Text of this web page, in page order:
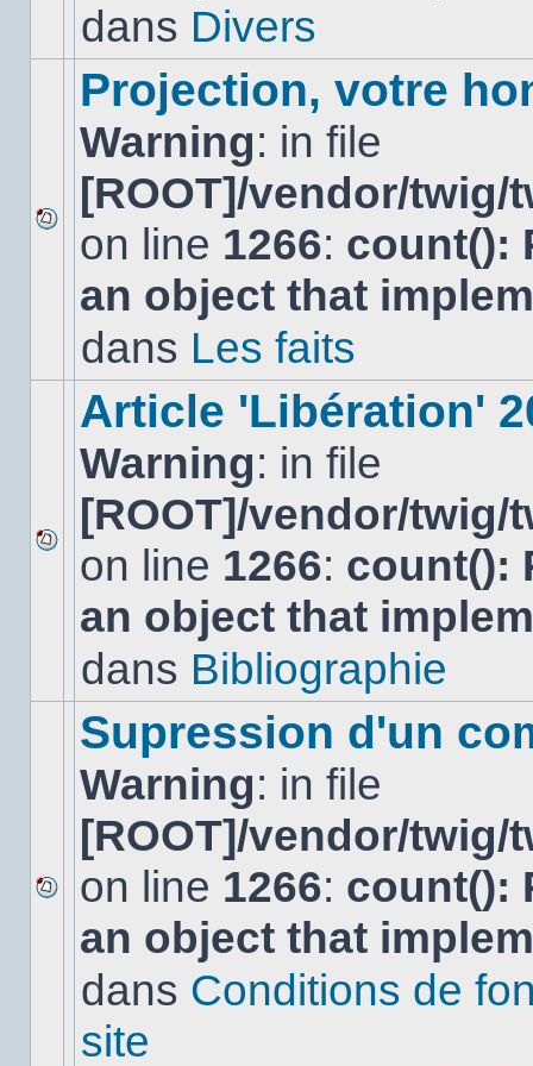
dansdans Divers
Aucun
nouveau
message
non-
dans
Projection, votre
Warning: in file
[ROOT]/vendor/
on line 1266: count():
an object that
dans Les faits
Aucun
nouveau
message
non-
dans
Article 'Libération'
Warning: in file
[ROOT]/vendor/
on line 1266: count():
an object that
dans Bibliographie
Aucun
nouveau
message
sujet.
Supression d'un
Warning: in file
[ROOT]/vendor/
on line 1266: count():
an object that
dans Conditions de
site